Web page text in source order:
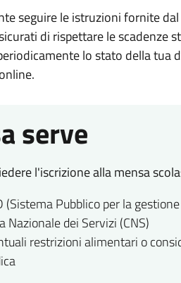
seguire le istruzioni fornite
di rispettare le scadenze
lo stato della tua
serve
l'iscrizione alla mensa
(Sistema Pubblico per la
Nazionale dei Servizi (CNS)
restrizioni alimentari o